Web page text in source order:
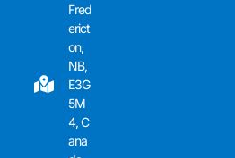
Fred
erict
on,
NB,
E3G
5M
4, C
ana